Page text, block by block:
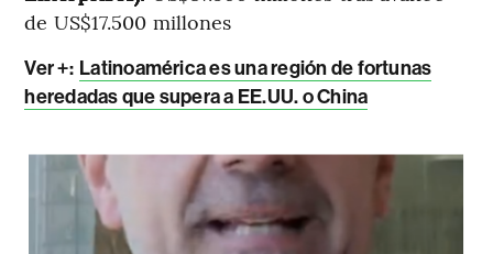
de US$17.500 millones
Ver +: Latinoamérica es una región de fortunas
heredadas que supera a EE.UU. o China